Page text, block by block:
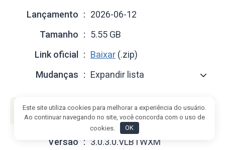
Lançamento
2026-06-12
Tamanho
5.55 GB
Link oficial
Baixar (.zip)
Mudanças
Expandir lista
Fastboot ROM (flash file)
Versão 3.0.3.0.VLBTWXM
Este site utiliza cookies para melhorar a experiência do usuário.
Ao continuar navegando no site, você concorda com o uso de
cookies.
OK